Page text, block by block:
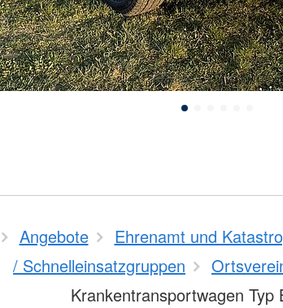
Angebote Ehrenamt und
/ Schnelleinsatzgruppen
Krankentransportwagen Typ